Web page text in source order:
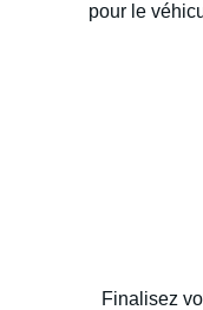
pour le
Finalisez